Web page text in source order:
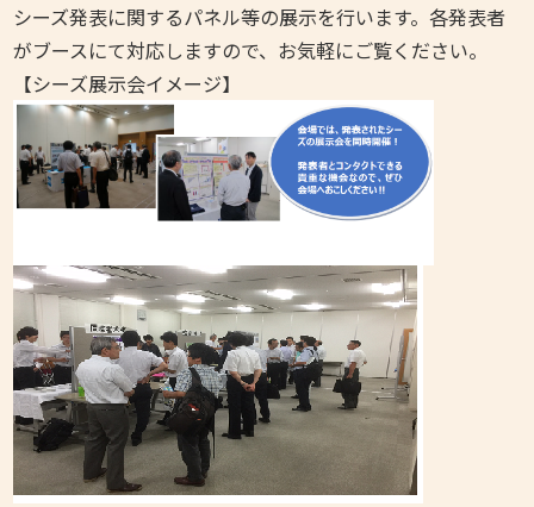
シーズ発表に関するパネル等の展示を行います。各発表者
がブースにて対応しますので、お気軽にご覧ください。
【シーズ展示会イメージ】